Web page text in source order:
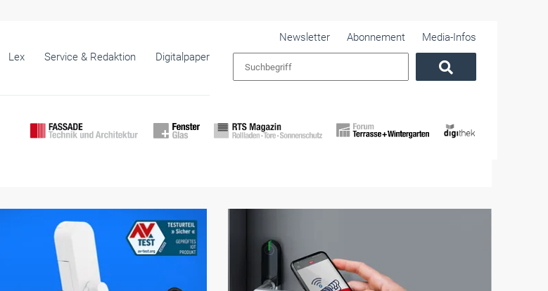
Lex Service & Redaktion Digitalpaper
Newsletter Abonnement Media-Infos